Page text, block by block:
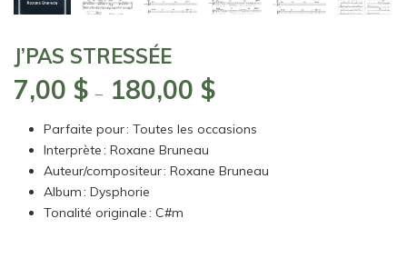
J’PAS STRESSÉE
7,00 $ – 180,00 $Plage
prix :
Parfaite pour : Toutes les occasions
Interprète : Roxane Bruneau
Auteur/compositeur : Roxane Bruneau
Album : Dysphorie
Tonalité originale : C#m